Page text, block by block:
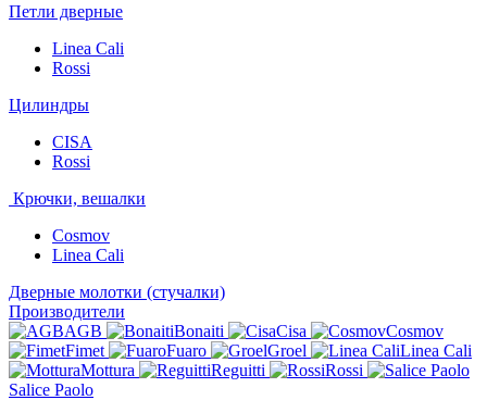
Петли дверные
Linea Cali
Rossi
Цилиндры
CISA
Rossi
Крючки, вешалки
Cosmov
Linea Cali
Дверные молотки (стучалки)
Производители
AGB
Bonaiti Cisa
Cosmov
Fimet
Fuaro Groel
Linea Cali
Mottura
Reguitti
Rossi
Salice Paolo